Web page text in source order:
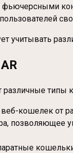
учитывать
типы
кошелек от
позволяющее